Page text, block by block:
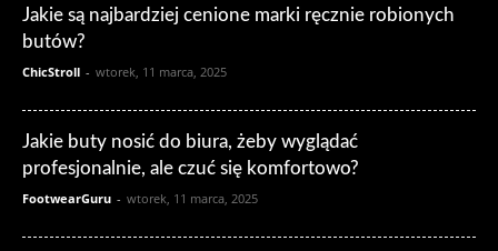
Jakie są najbardziej cenione marki ręcznie robionych
butów?
ChicStroll - wtorek, 11 marca, 2025
Jakie buty nosić do biura, żeby wyglądać
profesjonalnie, ale czuć się komfortowo?
FootwearGuru - wtorek, 11 marca, 2025